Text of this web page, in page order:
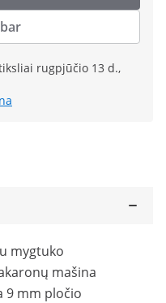
rugpjūčio 13 d.,
mygtuko
mašina
9 mm pločio